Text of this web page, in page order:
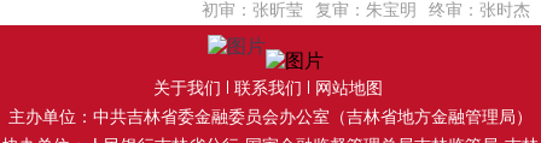
初审：张昕莹 复审：朱宝明 终审：张时杰
关于我们 联系我们
网站地图
主办单位：中共吉林省委金融委员会办公室（吉林省地方金融管理局）